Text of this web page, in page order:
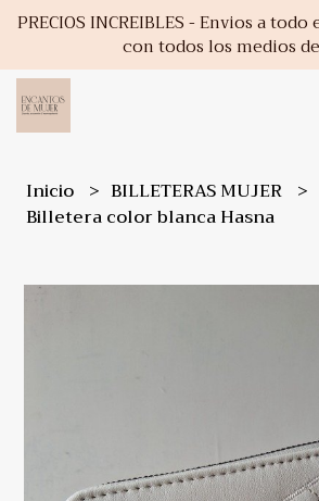
PRECIOS INCREIBLES - Envios a
con todos los medios
Inicio
BILLETERAS MUJER
Billetera color blanca Hasna